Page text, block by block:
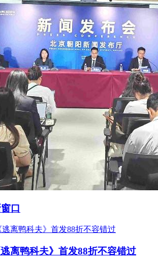
口
逃离鸭科夫》首发88折不容错过